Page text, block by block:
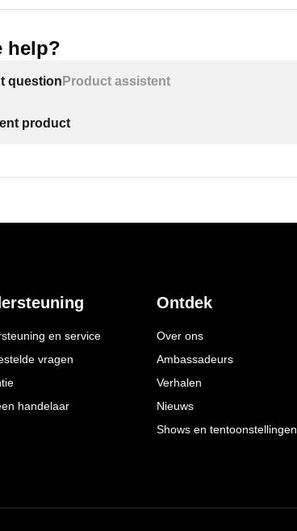
help?
question Product assistent
product
en service
vragen
handelaar
Ontdek
Over ons
Ambassadeurs
Verhalen
Nieuws
Shows en tentoonstellingen